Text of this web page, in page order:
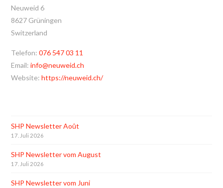
Neuweid 6
8627 Grüningen
Switzerland
Telefon:076 547 03 11
Email:info@neuweid.ch
Website:https://neuweid.ch/
SHP Newsletter Août
17. Juli 2026
SHP Newsletter vom August
17. Juli 2026
SHP Newsletter vom Juni